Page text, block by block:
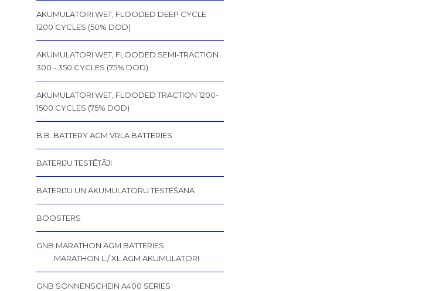
AKUMULATORI WET, FLOODED DEEP CYCLE
1200 CYCLES (50% DOD)
AKUMULATORI WET, FLOODED SEMI-TRACTION
300 - 350 CYCLES (75% DOD)
AKUMULATORI WET, FLOODED TRACTION 1200-
1500 CYCLES (75% DOD)
B.B. BATTERY AGM VRLA BATTERIES
BATERIJU TESTĒTĀJI
BATERIJU UN AKUMULATORU TESTĒŠANA
BOOSTERS
GNB MARATHON AGM BATTERIES
MARATHON L / XL AGM AKUMULATORI
GNB SONNENSCHEIN A400 SERIES